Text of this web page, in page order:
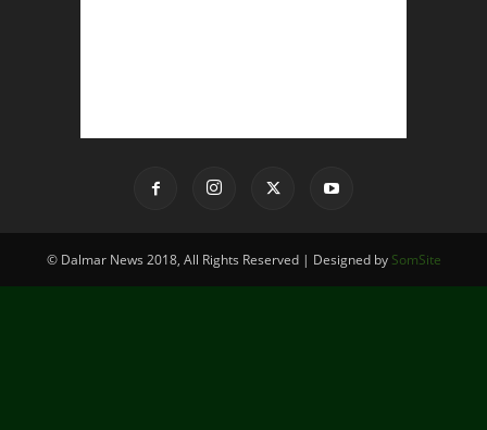
© Dalmar News 2018, All Rights Reserved | Designed by SomSite